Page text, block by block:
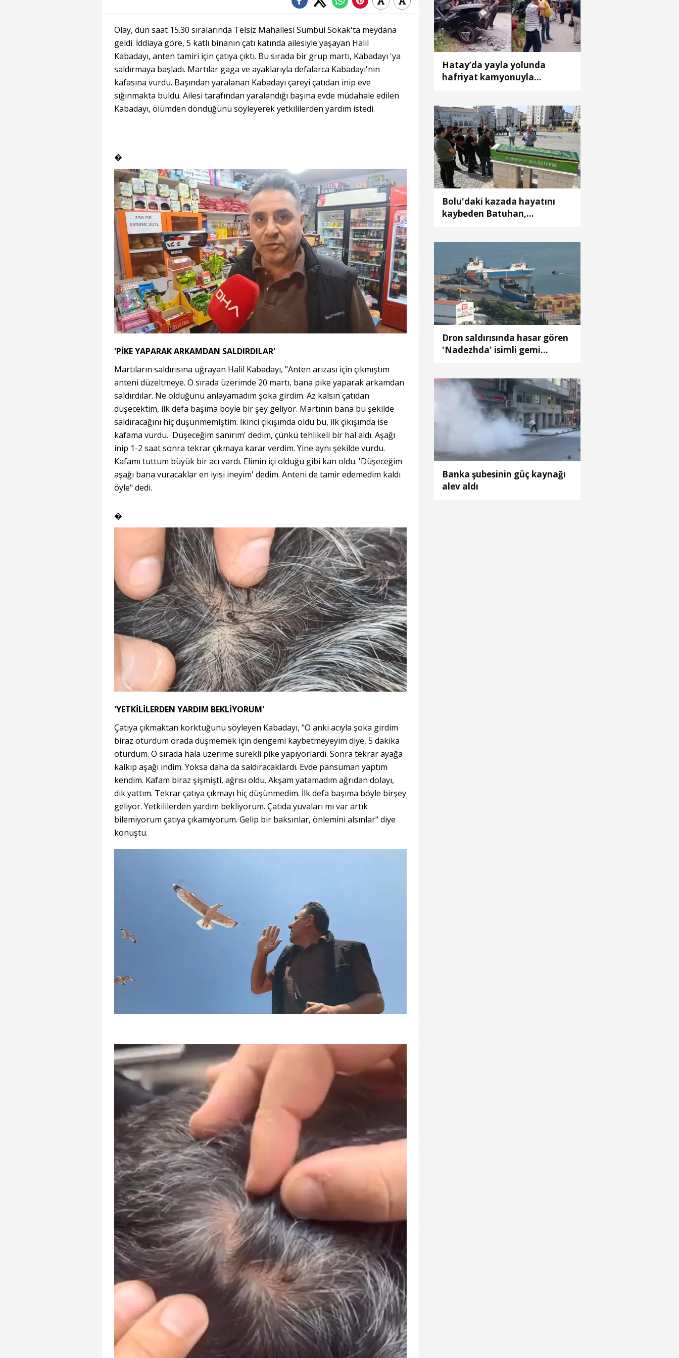
Olay, dün saat 15.30 sıralarında Telsiz Mahallesi Sümbül Sokak'ta meydana
geldi. İddiaya göre, 5 katlı binanın çatı katında ailesiyle yaşayan Halil
Kabadayı, anten tamiri için çatıya çıktı. Bu sırada bir grup martı, Kabadayı 'ya
saldırmaya başladı. Martılar gaga ve ayaklarıyla defalarca Kabadayı'nın
kafasına vurdu. Başından yaralanan Kabadayı çareyi çatıdan inip eve
sığınmakta buldu. Ailesi tarafından yaralandığı başına evde müdahale edilen
Kabadayı, ölümden döndüğünü söyleyerek yetkililerden yardım istedi.
�
'PİKE YAPARAK ARKAMDAN SALDIRDILAR'
Martıların saldırısına uğrayan Halil Kabadayı, "Anten arızası için çıkmıştım
anteni düzeltmeye. O sırada üzerimde 20 martı, bana pike yaparak arkamdan
saldırdılar. Ne olduğunu anlayamadım şoka girdim. Az kalsın çatıdan
düşecektim, ilk defa başıma böyle bir şey geliyor. Martının bana bu şekilde
saldıracağını hiç düşünmemiştim. İkinci çıkışımda oldu bu, ilk çıkışımda ise
kafama vurdu. 'Düşeceğim sanırım' dedim, çünkü tehlikeli bir hal aldı. Aşağı
inip 1-2 saat sonra tekrar çıkmaya karar verdim. Yine aynı şekilde vurdu.
Kafamı tuttum büyük bir acı vardı. Elimin içi olduğu gibi kan oldu. 'Düşeceğim
aşağı bana vuracaklar en iyisi ineyim' dedim. Anteni de tamir edemedim kaldı
öyle" dedi.
�
'YETKİLİLERDEN YARDIM BEKLİYORUM'
Çatıya çıkmaktan korktuğunu söyleyen Kabadayı, "O anki acıyla şoka girdim
biraz oturdum orada düşmemek için dengemi kaybetmeyeyim diye, 5 dakika
oturdum. O sırada hala üzerime sürekli pike yapıyorlardı. Sonra tekrar ayağa
kalkıp aşağı indim. Yoksa daha da saldıracaklardı. Evde pansuman yaptım
kendim. Kafam biraz şişmişti, ağrısı oldu. Akşam yatamadım ağrıdan dolayı,
dik yattım. Tekrar çatıya çıkmayı hiç düşünmedim. İlk defa başıma böyle birşey
geliyor. Yetkililerden yardım bekliyorum. Çatıda yuvaları mı var artık
bilemiyorum çatıya çıkamıyorum. Gelip bir baksınlar, önlemini alsınlar" diye
konuştu.
Hatay’da yayla yolunda
hafriyat kamyonuyla
Bolu'daki kazada hayatını
kaybeden Batuhan,
Dron saldırısında hasar gören
'Nadezhda' isimli gemi
Banka şubesinin güç kaynağı
alev aldı